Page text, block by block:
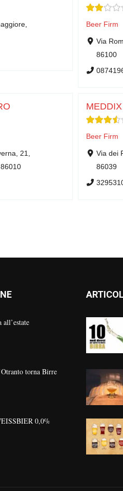
Beer Firm
Via
86100
21,
MEDDIX
Beer Firm
Via dei
86039
torna Birre
0,0%